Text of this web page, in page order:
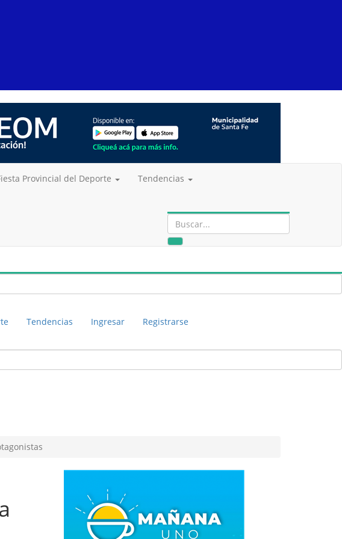
Provincial del Deporte Tendencias
Tendencias Ingresar Registrarse